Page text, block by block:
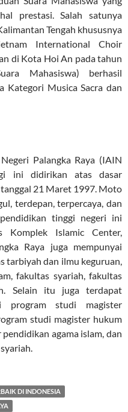
prestasi. Salah satunya
Tengah khususnya
International Choir
di Kota Hoi An pada tahun
Mahasiswa) berhasil
Kategori Musica Sacra dan
Palangka Raya (IAIN
ini didirikan atas dasar
21 Maret 1997. Moto
terdepan, terpercaya, dan
tinggi negeri ini
Islamic Center,
Raya juga mempunyai
tarbiyah dan ilmu keguruan,
fakultas syariah, fakultas
Selain itu juga terdapat
program studi magister
studi magister hukum
agama islam, dan
DI INDONESIA